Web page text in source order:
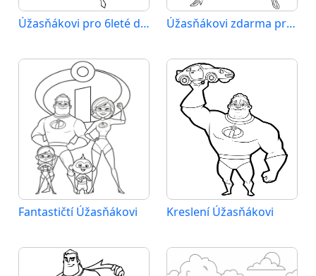
Úžasňákovi pro 6leté děti Úžasňákovi zdarma pro děti
Fantastičtí Úžasňákovi Kreslení Úžasňákovi